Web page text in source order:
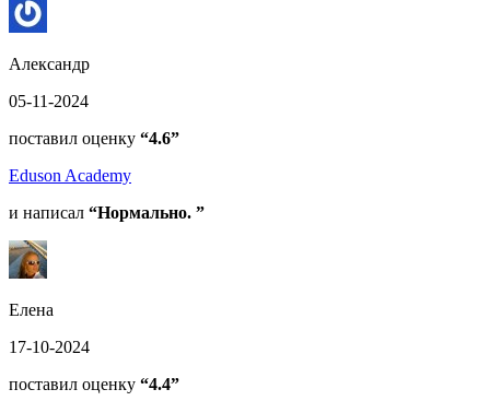
Александр
05-11-2024
поставил оценку “4.6”
Eduson Academy
и написал “Нормально. ”
Елена
17-10-2024
поставил оценку “4.4”